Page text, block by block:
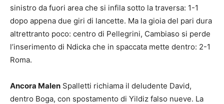
sinistro da fuori area che si infila sotto la traversa: 1-1
dopo appena due giri di lancette. Ma la gioia del pari dura
altrettranto poco: centro di Pellegrini, Cambiaso si perde
l’inserimento di Ndicka che in spaccata mette dentro: 2-1
Roma.
Ancora Malen Spalletti richiama il deludente David,
dentro Boga, con spostamento di Yildiz falso nueve. La